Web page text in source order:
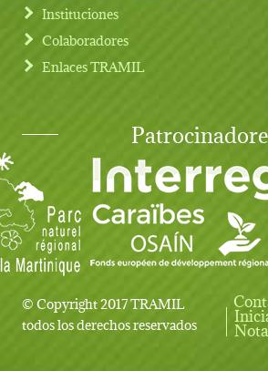
Instituciones
Colaboradores
Enlaces TRAMIL
© Copyright 2017 TRAMIL
todos los derechos reservados